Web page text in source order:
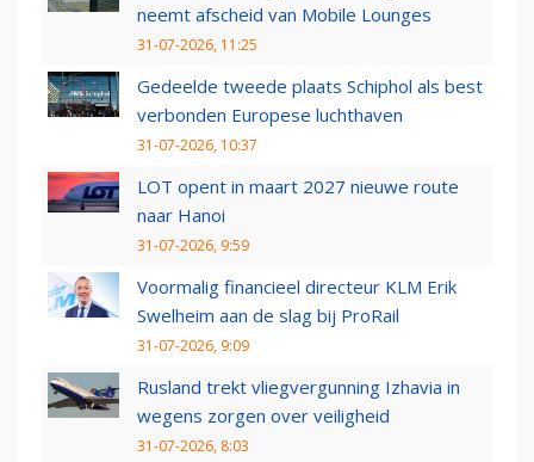
neemt afscheid van Mobile Lounges
31-07-2026, 11:25
Gedeelde tweede plaats Schiphol als best
verbonden Europese luchthaven
31-07-2026, 10:37
LOT opent in maart 2027 nieuwe route
naar Hanoi
31-07-2026, 9:59
Voormalig financieel directeur KLM Erik
Swelheim aan de slag bij ProRail
31-07-2026, 9:09
Rusland trekt vliegvergunning Izhavia in
wegens zorgen over veiligheid
31-07-2026, 8:03